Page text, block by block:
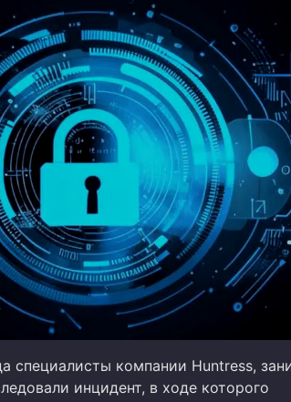
специалисты компании Huntress,
инцидент, в ходе которого